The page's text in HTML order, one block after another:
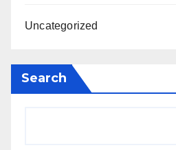
Uncategorized
Search